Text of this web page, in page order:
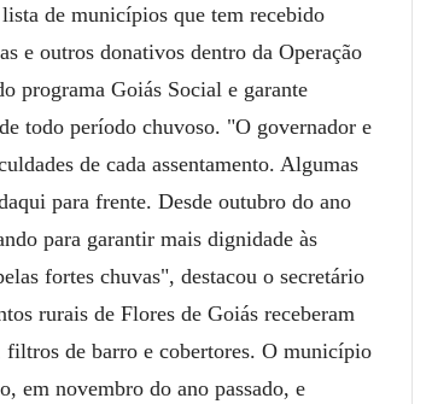
de municípios que tem recebido
e outros donativos dentro da Operação
programa Goiás Social e garante
todo período chuvoso. "O governador e
de cada assentamento. Algumas
para frente. Desde outubro do ano
para garantir mais dignidade às
fortes chuvas", destacou o secretário
rurais de Flores de Goiás receberam
filtros de barro e cobertores. O município
em novembro do ano passado, e